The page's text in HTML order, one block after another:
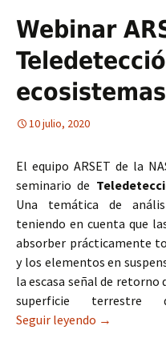
Webinar
10 julio, 2020
El equipo ARSET de la
seminario de
Una temática de
teniendo en cuenta que
absorber prácticamente
y los elementos en
la escasa señal de
superficie terrestre
Seguir leyendo Webinar
→